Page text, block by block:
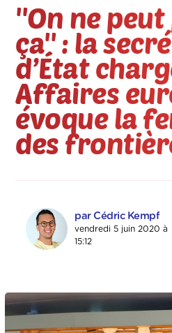
''On ne
ça'' : la
d’État
Affaires
évoque la
des
par Cédric Kempf
vendredi 5 juin 2020 à
15:12